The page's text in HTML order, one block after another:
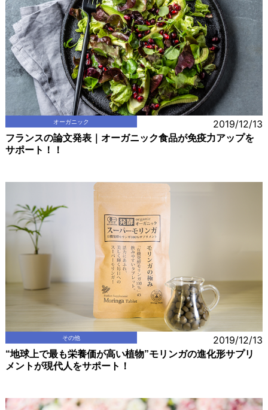
オーガニック 2019/12/13
フランスの論文発表｜オーガニック食品が免疫力アップを
サポート！！
その他 2019/12/13
“地球上で最も栄養価が高い植物”モリンガの進化形サプリ
メントが現代人をサポート！